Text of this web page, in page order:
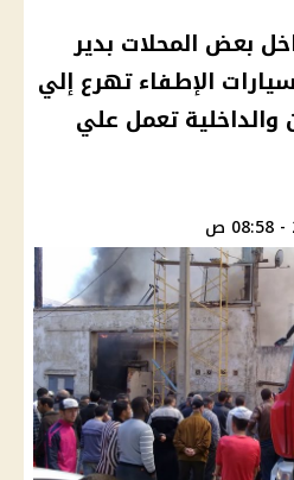
بعض المحلات بدير
الإطفاء تهرع إلي
والداخلية تعمل علي